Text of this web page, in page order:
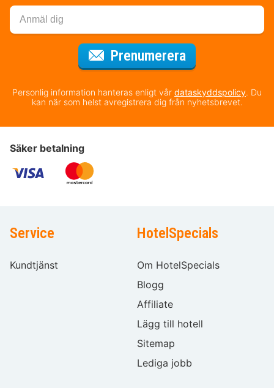
Prenumerera
Personlig information hanteras enligt vår dataskyddspolicy. Du
kan när som helst avregistrera dig från nyhetsbrevet.
Säker betalning
Service
Kundtjänst
HotelSpecials
Om HotelSpecials
Blogg
Affiliate
Lägg till hotell
Sitemap
Lediga jobb